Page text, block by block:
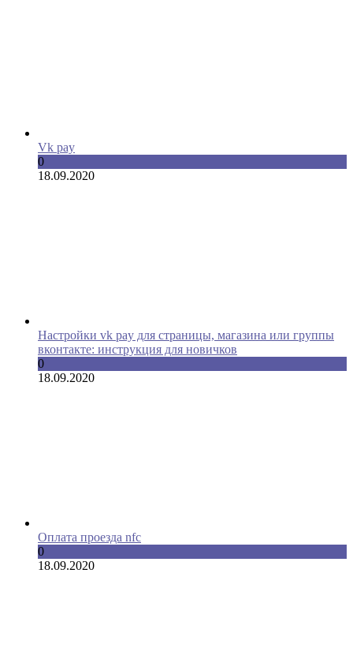
Vk pay
0
18.09.2020
Настройки vk pay для страницы, магазина или группы
вконтакте: инструкция для новичков
0
18.09.2020
Оплата проезда nfc
0
18.09.2020